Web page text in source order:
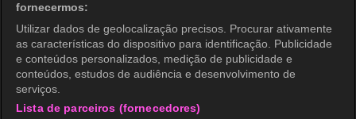
fornecermos:
Utilizar dados de geolocalização precisos. Procurar ativamente
as características do dispositivo para identificação. Publicidade
e conteúdos personalizados, medição de publicidade e
conteúdos, estudos de audiência e desenvolvimento de
serviços.
Lista de parceiros (fornecedores)